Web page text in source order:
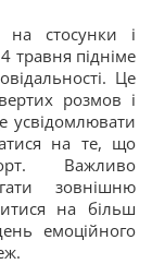
на стосунки і
травня підніме
Це
розмов і
усвідомлювати
на те, що
Важливо
зовнішню
на більш
емоційного